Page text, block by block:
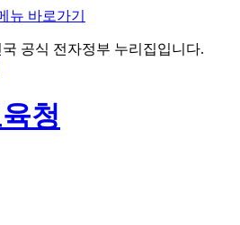
뉴 바로가기
공식 전자정부 누리집입니다.